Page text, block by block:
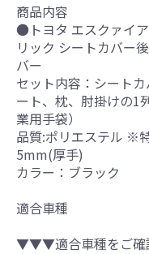
商品内容
●トヨタ エスクァイ
リック シートカバー
バー
セット内容：シート
ート、枕、肘掛けの1
業用手袋）
品質:ポリエステル ※
5mm(厚手)
カラー：ブラック
適合車種
▼▼▼適合車種をご